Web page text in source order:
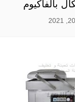
بالفاكيوم